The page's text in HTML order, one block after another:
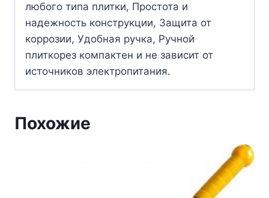
любого типа плитки, Простота и
надежность конструкции, Защита от
коррозии, Удобная ручка, Ручной
плиткорез компактен и не зависит от
источников электропитания.
Похожие